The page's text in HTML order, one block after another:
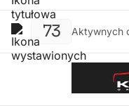
73 Aktywnych